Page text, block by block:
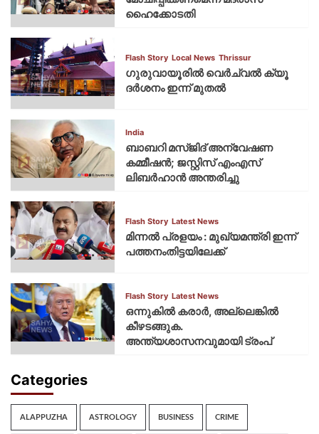
ഹൈക്കോടതി
Flash Story Local News Thrissur
ഗുരുവായൂരില്‍ വെര്‍ച്വല്‍ ക്യൂ
ദര്‍ശനം ഇന്ന് മുതല്‍
India
ബാബറി മസ്ജിദ് അന്വേഷണ
കമ്മീഷന്‍; ജസ്റ്റിസ് എംഎസ്
ലിബര്‍ഹാന്‍ അന്തരിച്ചു
Flash Story Latest News
മിന്നല്‍ പ്രളയം : മുഖ്യമന്ത്രി ഇന്ന്
പത്തനംതിട്ടയിലേക്ക്
Flash Story Latest News
ഒന്നുകില്‍ കരാര്‍, അല്ലെങ്കില്‍
കീഴടങ്ങുക.
അന്ത്യശാസനവുമായി ട്രംപ്
Categories
ALAPPUZHA ASTROLOGY BUSINESS CRIME